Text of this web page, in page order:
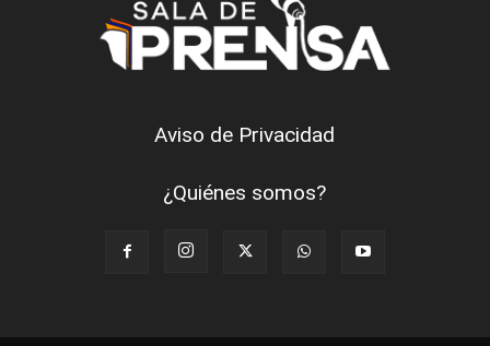
Aviso de Privacidad
¿Quiénes somos?